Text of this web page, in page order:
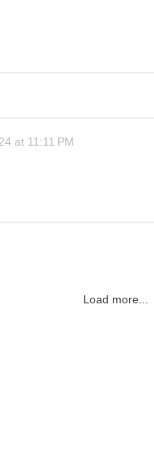
at 11:11 PM
Load more...